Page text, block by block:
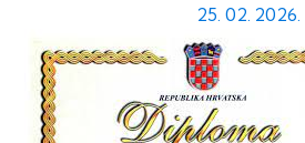
25. 02. 2026.